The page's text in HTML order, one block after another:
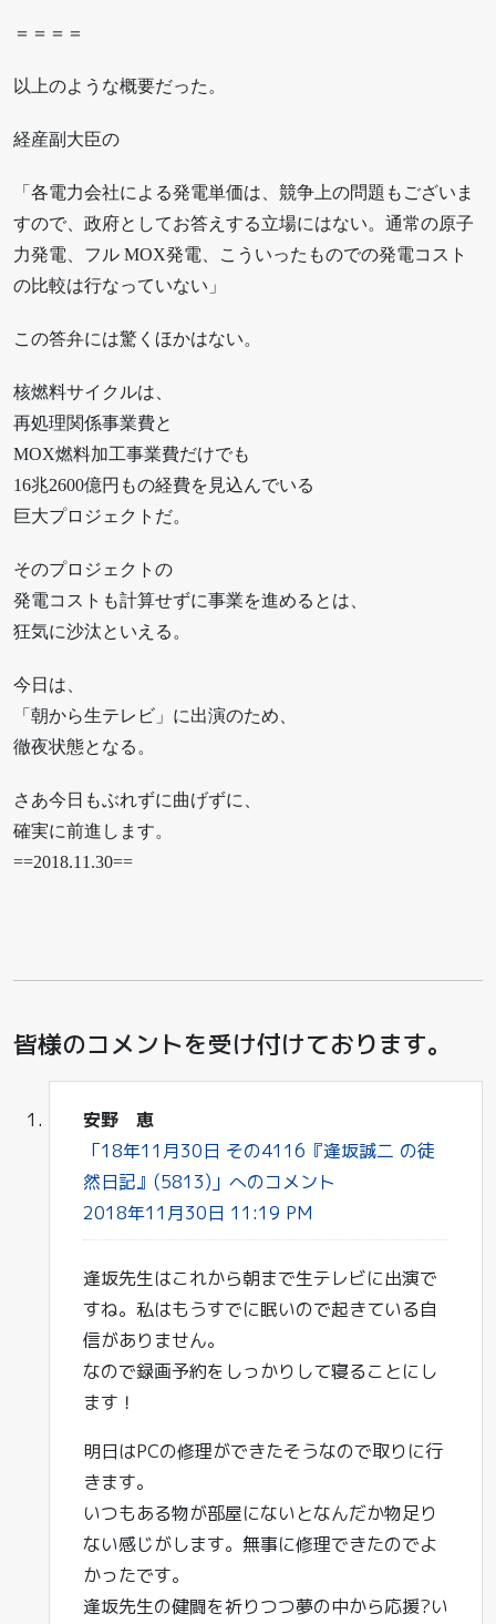
＝＝＝＝
以上のような概要だった。
経産副大臣の
「各電力会社による発電単価は、競争上の問題もございま
すので、政府としてお答えする立場にはない。通常の原子
力発電、フル MOX発電、こういったものでの発電コスト
の比較は行なっていない」
この答弁には驚くほかはない。
核燃料サイクルは、
再処理関係事業費と
MOX燃料加工事業費だけでも
16兆2600億円もの経費を見込んでいる
巨大プロジェクトだ。
そのプロジェクトの
発電コストも計算せずに事業を進めるとは、
狂気に沙汰といえる。
今日は、
「朝から生テレビ」に出演のため、
徹夜状態となる。
さあ今日もぶれずに曲げずに、
確実に前進します。
==2018.11.30==
皆様のコメントを受け付けております。
安野 恵
「18年11月30日 その4116『逢坂誠二 の徒
然日記』(5813)」へのコメント
2018年11月30日 11:19 PM
逢坂先生はこれから朝まで生テレビに出演で
すね。私はもうすでに眠いので起きている自
信がありません。
なので録画予約をしっかりして寝ることにし
ます！
明日はPCの修理ができたそうなので取りに行
きます。
いつもある物が部屋にないとなんだか物足り
ない感じがします。無事に修理できたのでよ
かったです。
逢坂先生の健闘を祈りつつ夢の中から応援?い